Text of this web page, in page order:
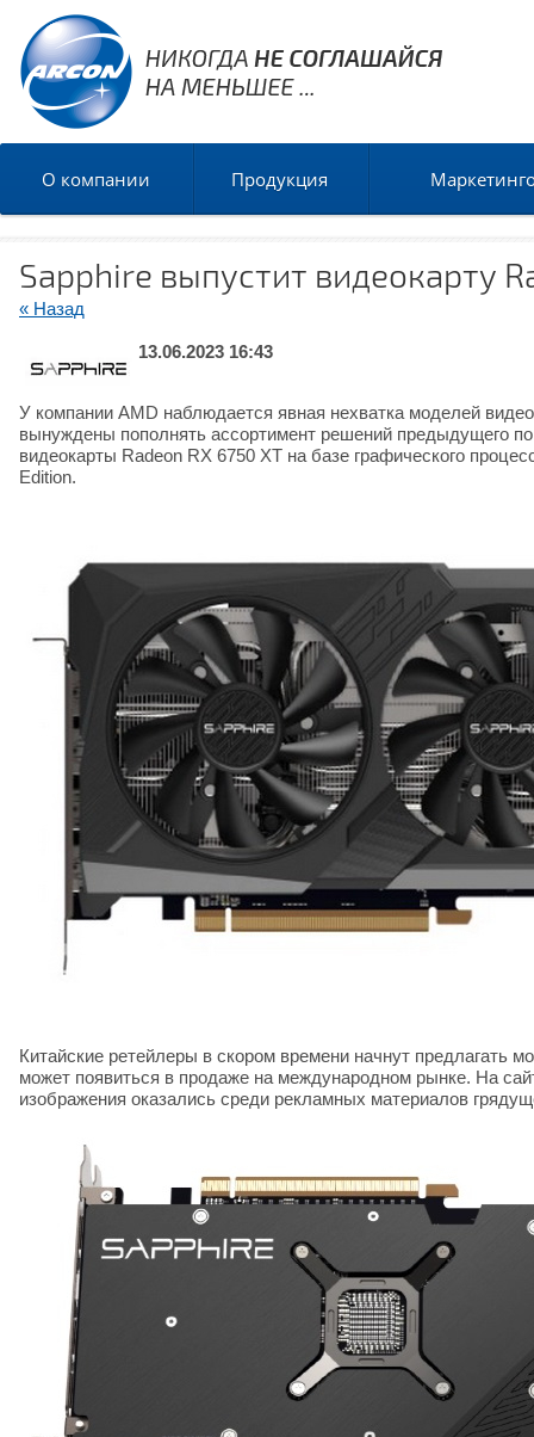
О компании Продукция
Sapphire выпустит видеокарту
« Назад
13.06.2023 16:43
У компании AMD наблюдается явная нехватка моделей
вынуждены пополнять ассортимент решений предыдущего
видеокарты Radeon RX 6750 XT на базе графического
Edition.
Китайские ретейлеры в скором времени начнут предлагать
может появиться в продаже на международном рынке. На
изображения оказались среди рекламных материалов